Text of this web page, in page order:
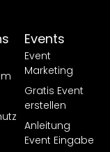
Events
Event
Marketing
Gratis Event
erstellen
Anleitung
Event Eingabe